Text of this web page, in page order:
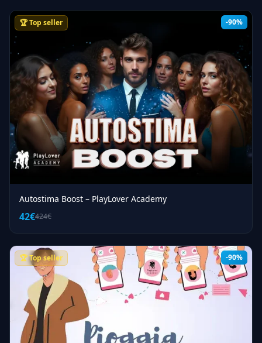
-90%
🏆 Top seller
Autostima Boost – PlayLover Academy
42€424€
-90%
🏆 Top seller